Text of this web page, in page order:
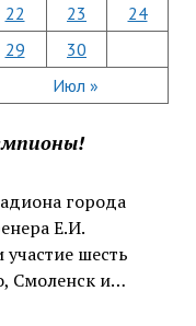
Июл »
22 23
24
29 30
города
Е.И.
шесть
Смоленск и…